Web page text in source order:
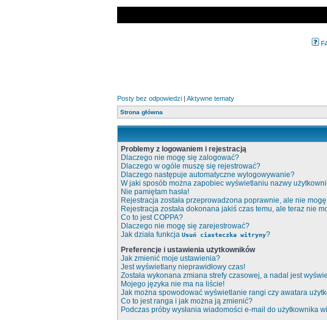
Posty bez odpowiedzi | Aktywne tematy
Strona główna
Problemy z logowaniem i rejestracją
Dlaczego nie mogę się zalogować?
Dlaczego w ogóle muszę się rejestrować?
Dlaczego następuje automatyczne wylogowywanie?
W jaki sposób można zapobiec wyświetlaniu nazwy
Nie pamiętam hasła!
Rejestracja została przeprowadzona poprawnie, ale nie
Rejestracja została dokonana jakiś czas temu, ale teraz nie
Co to jest COPPA?
Dlaczego nie mogę się zarejestrować?
Jak działa funkcja Usuń ciasteczka witryny?
Preferencje i ustawienia użytkowników
Jak zmienić moje ustawienia?
Jest wyświetlany nieprawidłowy czas!
Została wykonana zmiana strefy czasowej, a nadal jest
Mojego języka nie ma na liście!
Jak można spowodować wyświetlanie rangi czy awatara
Co to jest ranga i jak można ją zmienić?
Podczas próby wysłania wiadomości e-mail do użytkownika